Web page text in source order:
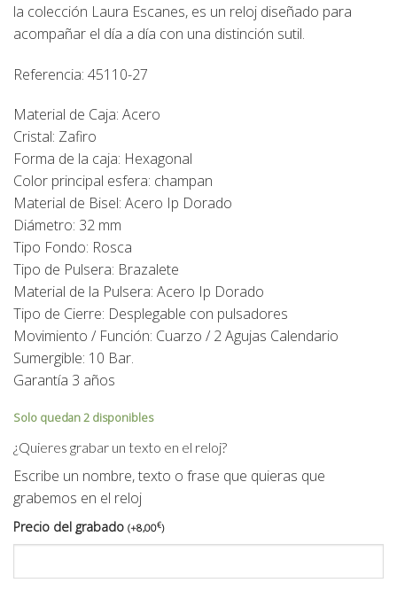
la colección Laura Escanes, es un reloj diseñado para
acompañar el día a día con una distinción sutil.
Referencia: 45110-27
Material de Caja: Acero
Cristal: Zafiro
Forma de la caja: Hexagonal
Color principal esfera: champan
Material de Bisel: Acero Ip Dorado
Diámetro: 32 mm
Tipo Fondo: Rosca
Tipo de Pulsera: Brazalete
Material de la Pulsera: Acero Ip Dorado
Tipo de Cierre: Desplegable con pulsadores
Movimiento / Función: Cuarzo / 2 Agujas Calendario
Sumergible: 10 Bar.
Garantía 3 años
Solo quedan 2 disponibles
¿Quieres grabar un texto en el reloj?
Escribe un nombre, texto o frase que quieras que
grabemos en el reloj
Precio del grabado (+8,00€)